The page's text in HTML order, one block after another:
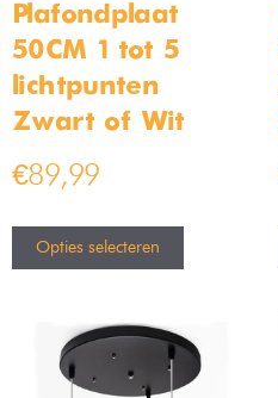
Plafondplaat
50CM 1 tot 5
lichtpunten –
Zwart of Wit
€89,99
Opties selecteren